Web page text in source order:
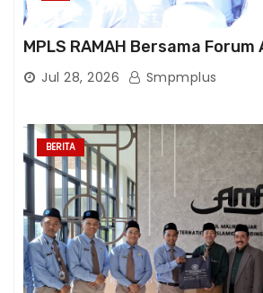
MPLS RAMAH Bersama Forum
Jul 28, 2026 Smpmplus
BERITA